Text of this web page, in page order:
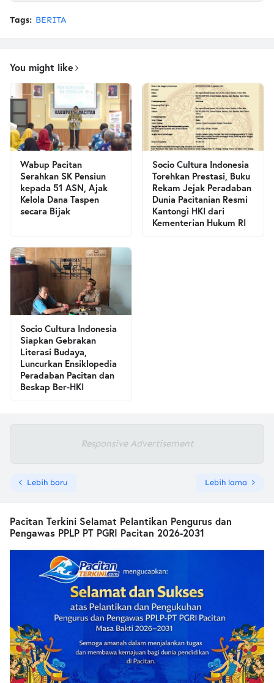
Tags: BERITA
You might like
Wabup Pacitan
Serahkan SK Pensiun
kepada 51 ASN, Ajak
Kelola Dana Taspen
secara Bijak
Socio Cultura Indonesia
Torehkan Prestasi, Buku
Rekam Jejak Peradaban
Dunia Pacitanian Resmi
Kantongi HKI dari
Kementerian Hukum RI
Socio Cultura Indonesia
Siapkan Gebrakan
Literasi Budaya,
Luncurkan Ensiklopedia
Peradaban Pacitan dan
Beskap Ber-HKI
Responsive Advertisement
Lebih baru Lebih lama
Pacitan Terkini Selamat Pelantikan Pengurus dan
Pengawas PPLP PT PGRI Pacitan 2026-2031